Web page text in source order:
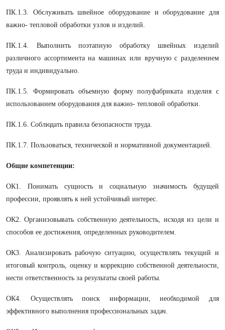
ПК.1.3. Обслуживать швейное оборудование и оборудование для
важно- тепловой обработки узлов и изделий.
ПК.1.4. Выполнить поэтапную обработку швейных изделий
различного ассортимента на машинах или вручную с разделением
труда и индивидуально.
ПК.1.5. Формировать объемную форму полуфабриката изделия с
использованием оборудования для важно- тепловой обработки.
ПК.1.6. Соблюдать правила безопасности труда.
ПК.1.7. Пользоваться, технической и нормативной документацией.
Общие компетенции:
ОК1. Понимать сущность и социальную значимость будущей
профессии, проявлять к ней устойчивый интерес.
ОК2. Организовывать собственную деятельность, исходя из цели и
способов ее достижения, определенных руководителем.
ОК3. Анализировать рабочую ситуацию, осуществлять текущий и
итоговый контроль, оценку и коррекцию собственной деятельности,
нести ответственность за результаты своей работы.
ОК4. Осуществлять поиск информации, необходимой для
эффективного выполнения профессиональных задач.